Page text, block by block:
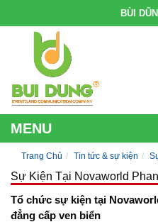
BÙI
MENU
Trang Chủ Tin tức & sự kiện
Sự Kiện Tại Novaworld
Tổ chức sự kiện tại
đẳng cấp ven biển